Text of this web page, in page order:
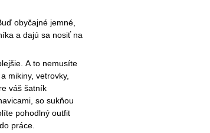
obyčajné jemné,
a dajú sa nosiť na
A to nemusíte
mikiny, vetrovky,
váš šatník
so sukňou
pohodlný outfit
práce.